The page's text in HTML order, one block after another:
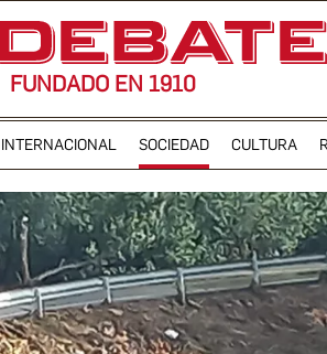
FUNDADO EN 1910
INTERNACIONAL SOCIEDAD CULTURA